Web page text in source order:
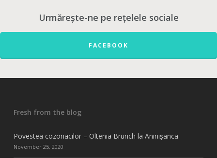
Urmărește-ne pe rețelele sociale
FACEBOOK
Fresh from the blog
Povestea cozonacilor – Oltenia Brunch la Aninișanca
November 25, 2020